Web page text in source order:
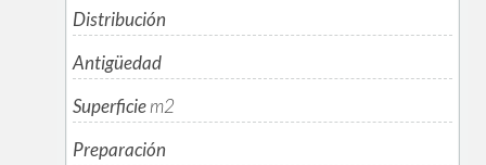
Distribución
Antigüedad
Superficiem2
Preparación